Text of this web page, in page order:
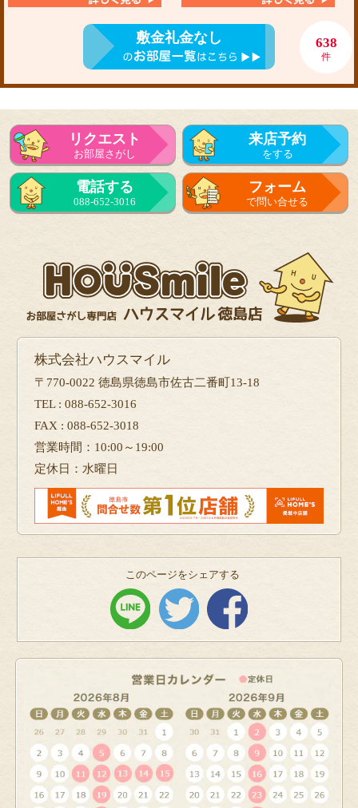
敷金礼金なし 638
件
リクエスト
お部屋さがし
来店予約
をする
電話する
088-652-3016
フォーム
で問い合せる
株式会社ハウスマイル
〒770-0022 徳島県徳島市佐古二番町13-18
TEL : 088-652-3016
FAX : 088-652-3018
営業時間：10:00～19:00
定休日：水曜日
このページをシェアする